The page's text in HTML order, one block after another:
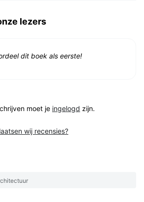
lezers
dit boek als eerste!
moet je ingelogd zijn.
wij recensies?